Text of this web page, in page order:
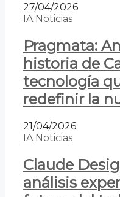
27/04/2026
IA Noticias
Pragmata:
historia de
tecnología
redefinir la
21/04/2026
IA Noticias
Claude
análisis